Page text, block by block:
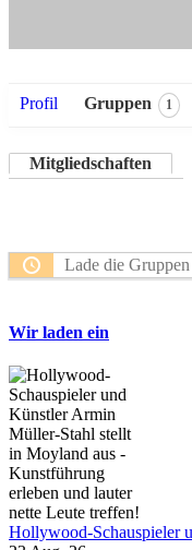
Profil Gruppen 1
Mitgliedschaften
Lade die
Wir laden ein
Hollywood-Schauspieler